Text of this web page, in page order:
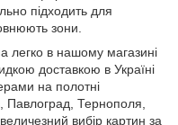
підходить для
зони.
легко в нашому магазині
доставкою в Україні
на полотні
Павлоград, Тернополя,
вибір картин за